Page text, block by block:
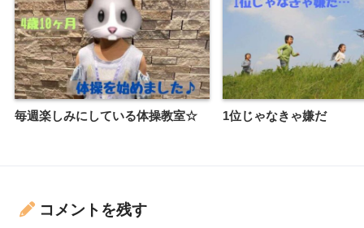
毎週楽しみにしている体操教室☆ 1位じゃなきゃ嫌だ
コメントを残す